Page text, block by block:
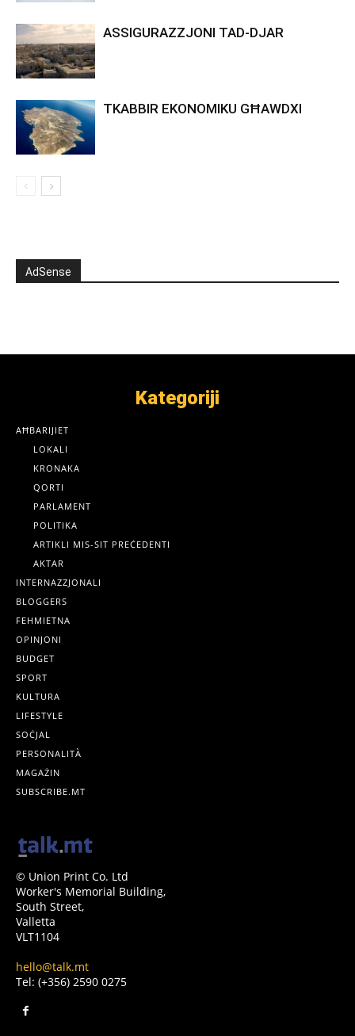
ASSIGURAZZJONI TAD-DJAR
TKABBIR EKONOMIKU GĦAWDXI
AdSense
Kategoriji
AĦBARIJIET
LOKALI
KRONAKA
QORTI
PARLAMENT
POLITIKA
ARTIKLI MIS-SIT PREĊEDENTI
AKTAR
INTERNAZZJONALI
BLOGGERS
FEHMIETNA
OPINJONI
BUDGET
SPORT
KULTURA
LIFESTYLE
SOĊJAL
PERSONALITÀ
MAGAŻIN
SUBSCRIBE.MT
© Union Print Co. Ltd
Worker's Memorial Building,
South Street,
Valletta
VLT1104
hello@talk.mt
Tel: (+356) 2590 0275